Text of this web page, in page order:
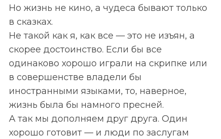
Но жизнь не кино, а чудеса бывают только
в сказках.
Не такой как я, как все — это не изъян, а
скорее достоинство. Если бы все
одинаково хорошо играли на скрипке или
в совершенстве владели бы
иностранными языками, то, наверное,
жизнь была бы намного пресней.
А так мы дополняем друг друга. Один
хорошо готовит — и люди по заслугам
S
r
c
По авторам